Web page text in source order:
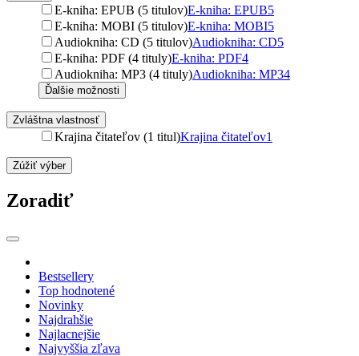
E-kniha: EPUB (5 titulov)E-kniha: EPUB5
E-kniha: MOBI (5 titulov)E-kniha: MOBI5
Audiokniha: CD (5 titulov)Audiokniha: CD5
E-kniha: PDF (4 tituly)E-kniha: PDF4
Audiokniha: MP3 (4 tituly)Audiokniha: MP34
Ďalšie možnosti
Zvláštna vlastnosť
Krajina čitateľov (1 titul)Krajina čitateľov1
Zúžiť výber
Zoradiť
Bestsellery
Top hodnotené
Novinky
Najdrahšie
Najlacnejšie
Najvyššia zľava